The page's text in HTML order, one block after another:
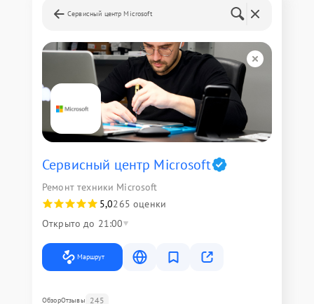
Сервисный центр Microsoft
Сервисный центр Microsoft
Ремонт техники Microsoft
5,0265 оценки
Открыто до 21:00
Маршрут
ОбзорОтзывы 245